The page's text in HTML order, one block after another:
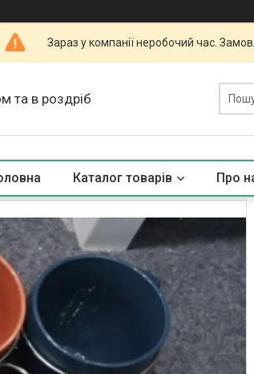
Зараз у компанії неробочий час.
та в роздріб
Каталог товарів Про